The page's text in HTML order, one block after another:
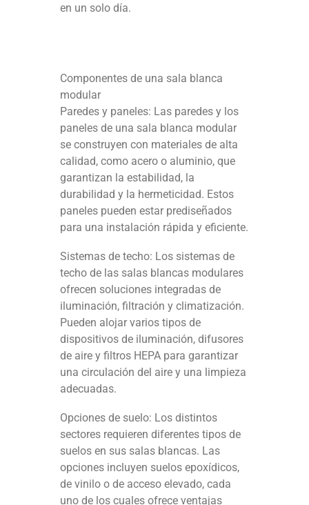
en un solo día.
Componentes de una sala blanca
modular
Paredes y paneles: Las paredes y los
paneles de una sala blanca modular
se construyen con materiales de alta
calidad, como acero o aluminio, que
garantizan la estabilidad, la
durabilidad y la hermeticidad. Estos
paneles pueden estar prediseñados
para una instalación rápida y eficiente.
Sistemas de techo: Los sistemas de
techo de las salas blancas modulares
ofrecen soluciones integradas de
iluminación, filtración y climatización.
Pueden alojar varios tipos de
dispositivos de iluminación, difusores
de aire y filtros HEPA para garantizar
una circulación del aire y una limpieza
adecuadas.
Opciones de suelo: Los distintos
sectores requieren diferentes tipos de
suelos en sus salas blancas. Las
opciones incluyen suelos epoxídicos,
de vinilo o de acceso elevado, cada
uno de los cuales ofrece ventajas